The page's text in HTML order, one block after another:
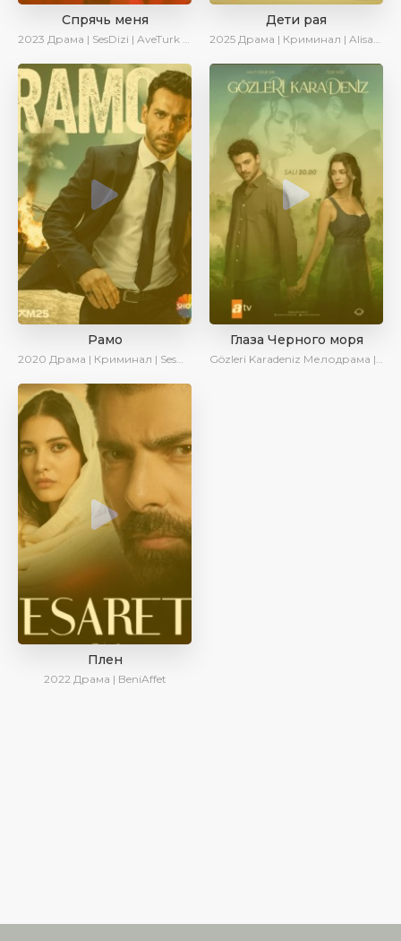
Спрячь меня
2023 Драма | SesDizi | AveTurk | AlisaDirilis | Сериалы 2023
Дети рая
2025 Драма | Криминал | AlisaDirilis | Новинки | Сериалы 2025
Рамо
2020 Драма | Криминал | SesDizi | Ирина Котова
Глаза Черного моря
Gözleri Karadeniz Мелодрама | Драма | Новинки | Сериалы 2025
Плен
2022 Драма | BeniAffet